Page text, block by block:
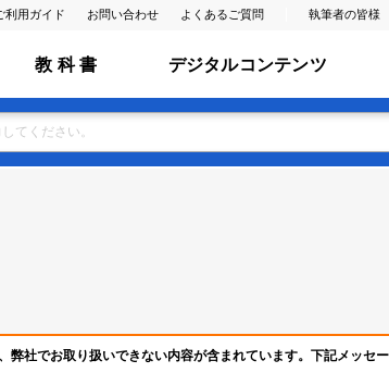
利用ガイド お問い合わせ よくあるご質問 執筆者の皆様
教 科 書 デジタルコンテンツ
弊社でお取り扱いできない内容が含まれています。下記メッセ